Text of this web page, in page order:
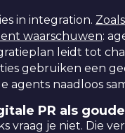
in integration.
waarschuwen:
leidt tot
gebruiken een
agents naadloos
PR als
vraag je niet. Die